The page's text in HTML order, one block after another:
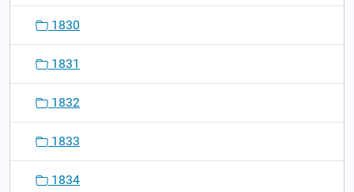
1830
1831
1832
1833
1834